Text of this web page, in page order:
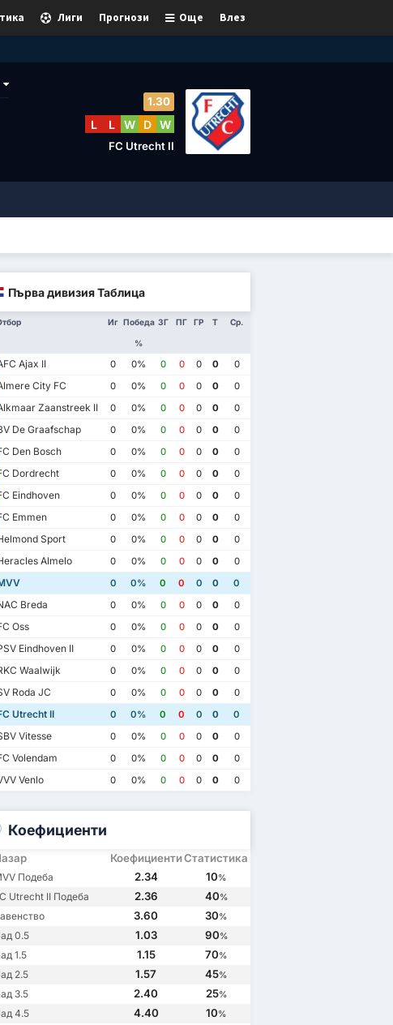
Влез
Още
Прогнози
Лиги
1.30
L L W D W
FC Utrecht II
Utrecht II
17/3/2023
MVV
FC Utrecht II
14/11/2022
FC Utrecht II
MVV
Първа дивизия Таблица
Иг Победа
%
ЗГ ПГ ГР Т Ср.
Ajax II 0 0% 0 0 0 0
0
City FC 0 0% 0 0 0 0
0
Zaanstreek II 0 0% 0 0 0 0
0
De Graafschap 0 0% 0 0 0 0
0
Den Bosch 0 0% 0 0 0 0
0
Dordrecht 0 0% 0 0 0 0
0
Eindhoven 0 0% 0 0 0 0
0
Emmen 0 0% 0 0 0 0
0
Sport 0 0% 0 0 0 0
0
Almelo 0 0% 0 0 0 0
0
0 0% 0 0 0 0
0
Breda 0 0% 0 0 0 0
0
Oss 0 0% 0 0 0 0
0
Eindhoven II 0 0% 0 0 0 0
0
Waalwijk 0 0% 0 0 0 0
0
Roda JC 0 0% 0 0 0 0
0
Utrecht II 0 0% 0 0 0 0
0
Vitesse 0 0% 0 0 0 0
0
Volendam 0 0% 0 0 0 0
0
Venlo 0 0% 0 0 0 0 0
Коефициенти
КоефициентиСтатистика
Подеба 2.34 10%
Utrecht II Подеба 2.36 40%
3.60 30%
0.5 1.03 90%
1.5 1.15 70%
2.5 1.57 45%
3.5 2.40 25%
4.5 4.40 10%